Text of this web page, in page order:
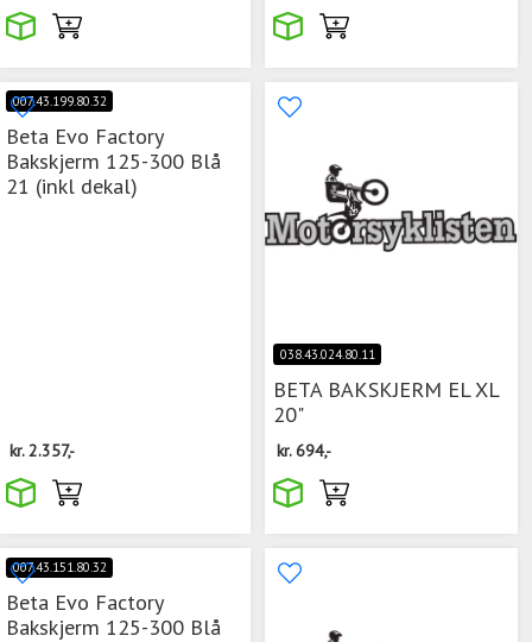
007.43.199.80.32
Beta Evo Factory
Bakskjerm 125-300 Blå
21 (inkl dekal)
kr.2.357,-
038.43.024.80.11
BETA BAKSKJERM EL XL
20"
kr.694,-
007.43.151.80.32
Beta Evo Factory
Bakskjerm 125-300 Blå